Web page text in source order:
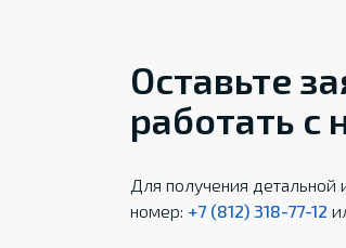
Оставьте
работать с
Для получения детальной
номер: +7 (812) 318-77-12